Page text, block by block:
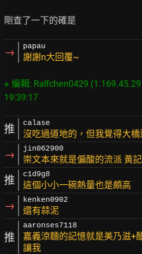
→ papau
謝謝n大回覆~
※ 編輯: Ralfchen0429
推 calase
沒吃過道地的，但我覺得大
→ jin062900
崇文本來就是偏酸的流派 黃
推 c1d9g8
這個小小一碗熱量也是頗高
→ kenken0902
還有蒜泥
推
aaronses7118
嘉義涼麵的記憶就是美乃滋+
讓我